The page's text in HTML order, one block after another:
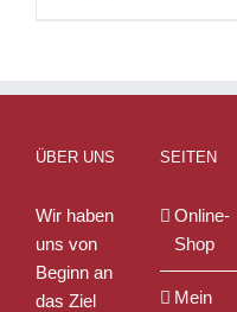
auf
ÜBER UNS
Wir haben
uns von
Beginn an
das Ziel
SEITEN
Online-
Shop
Mein